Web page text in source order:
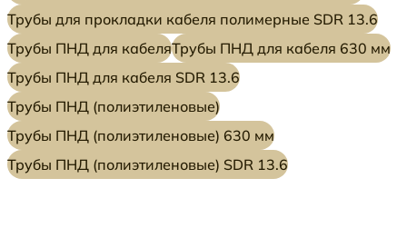
Трубы для прокладки кабеля полимерные SDR 13.6
Трубы ПНД для кабеляТрубы ПНД для кабеля 630 мм
Трубы ПНД для кабеля SDR 13.6
Трубы ПНД (полиэтиленовые)
Трубы ПНД (полиэтиленовые) 630 мм
Трубы ПНД (полиэтиленовые) SDR 13.6